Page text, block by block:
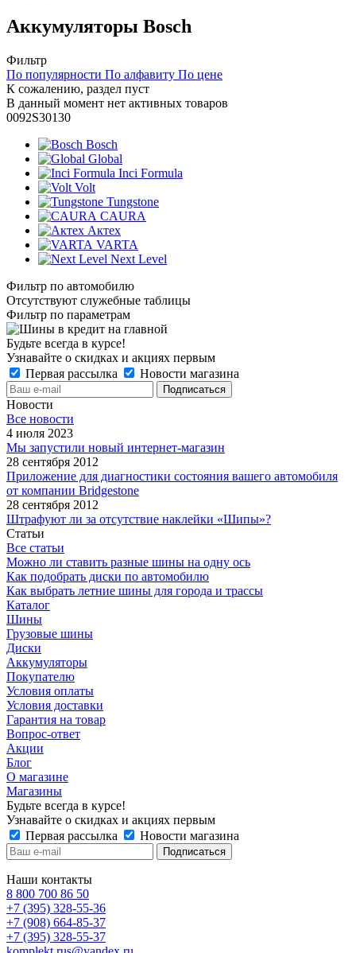
Аккумуляторы Bosch
Фильтр
По популярности По алфавиту По цене
К сожалению, раздел пуст
В данный момент нет активных товаров
0092S30130
Bosch
Global
Inci Formula
Volt
Tungstone
CAURA
Актех
VARTA
Next Level
Фильтр по автомобилю
Отсутствуют служебные таблицы
Фильтр по параметрам
Будьте всегда в курсе!
Узнавайте о скидках и акциях первым
Первая рассылка
Новости магазина
Новости
Все новости
4 июля 2023
Мы запустили новый интернет-магазин
28 сентября 2012
Приложение для диагностики состояния вашего автомобиля
от компании Bridgestone
28 сентября 2012
Штрафуют ли за отсутствие наклейки «Шипы»?
Статьи
Все статьи
Можно ли ставить разные шины на одну ось
Как подобрать диски по автомобилю
Как выбрать летние шины для города и трассы
Каталог
Шины
Грузовые шины
Диски
Аккумуляторы
Покупателю
Условия оплаты
Условия доставки
Гарантия на товар
Вопрос-ответ
Акции
Блог
О магазине
Магазины
Будьте всегда в курсе!
Узнавайте о скидках и акциях первым
Первая рассылка
Новости магазина
Наши контакты
8 800 700 86 50
+7 (395) 328-55-36
+7 (908) 664-85-37
+7 (395) 328-55-37